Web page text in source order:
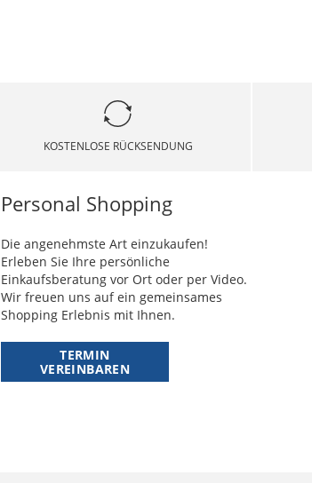
KOSTENLOSE RÜCKSENDUNG
Personal Shopping
Die angenehmste Art einzukaufen!
Erleben Sie Ihre persönliche
Einkaufsberatung vor Ort oder per Video.
Wir freuen uns auf ein gemeinsames
Shopping Erlebnis mit Ihnen.
TERMIN
VEREINBAREN